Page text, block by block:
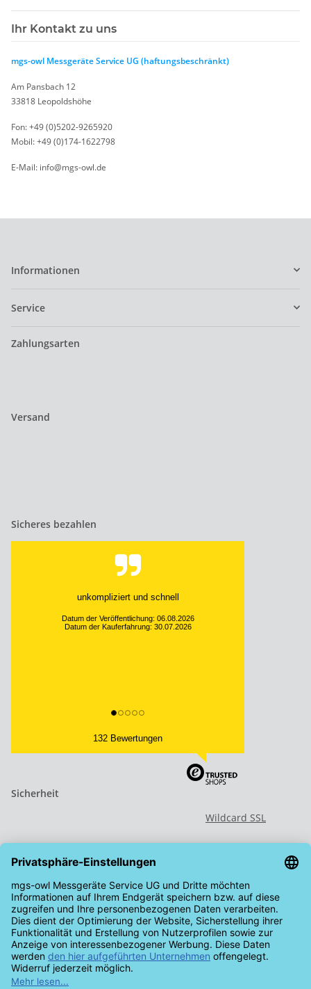
Ihr Kontakt zu uns
mgs-owl Messgeräte Service UG (haftungsbeschränkt)
Am Pansbach 12
33818 Leopoldshöhe
Fon: +49 (0)5202-9265920
Mobil: +49 (0)174-1622798
E-Mail: info@mgs-owl.de
Informationen
Service
Zahlungsarten
Versand
Sicheres bezahlen
unkompliziert und schnell
Datum der Veröffentlichung: 06.08.2026
Datum der Kauferfahrung: 30.07.2026
132 Bewertungen
Sicherheit
Wildcard SSL